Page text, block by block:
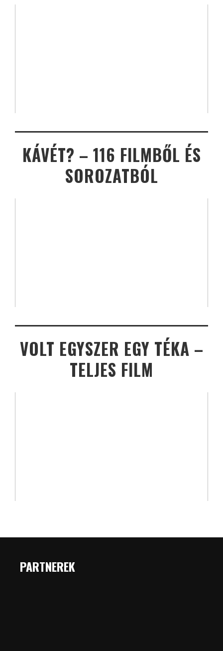
KÁVÉT? – 116 FILMBŐL ÉS
SOROZATBÓL
VOLT EGYSZER EGY TÉKA –
TELJES FILM
PARTNEREK